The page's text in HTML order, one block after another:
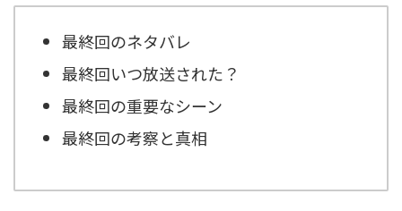
最終回のネタバレ
最終回いつ放送された？
最終回の重要なシーン
最終回の考察と真相